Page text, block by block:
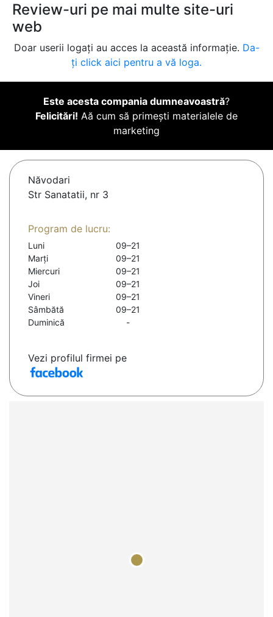
Review-uri pe mai multe site-uri
web
Doar userii logați au acces la această informație. Da-
ți click aici pentru a vă loga.
Este acesta compania dumneavoastră?
Felicitări! Aă cum să primești materialele de
marketing
Năvodari
Str Sanatatii, nr 3
Program de lucru:
Luni
09–21
Marți
09–21
Miercuri
09–21
Joi
09–21
Vineri
09–21
Sâmbătă
09–21
Duminică
-
Vezi profilul firmei pe